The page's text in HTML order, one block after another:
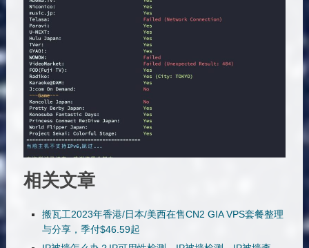
相关文章
搬瓦工2023年香港/日本/美西在售CN2 GIA VPS套餐整理
与分享，季付$46.59起